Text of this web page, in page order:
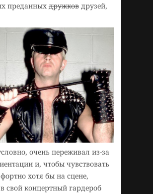
преданных дружков друзей,
очень переживал из-за
и, чтобы чувствовать
хотя бы на сцене,
свой концертный гардероб